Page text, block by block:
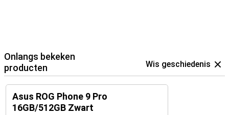
Onlangs bekeken
producten
Wis geschiedenis
Asus ROG Phone 9 Pro
16GB/512GB Zwart